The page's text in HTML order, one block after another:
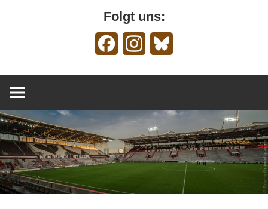
Folgt uns:
FacebookInstagram